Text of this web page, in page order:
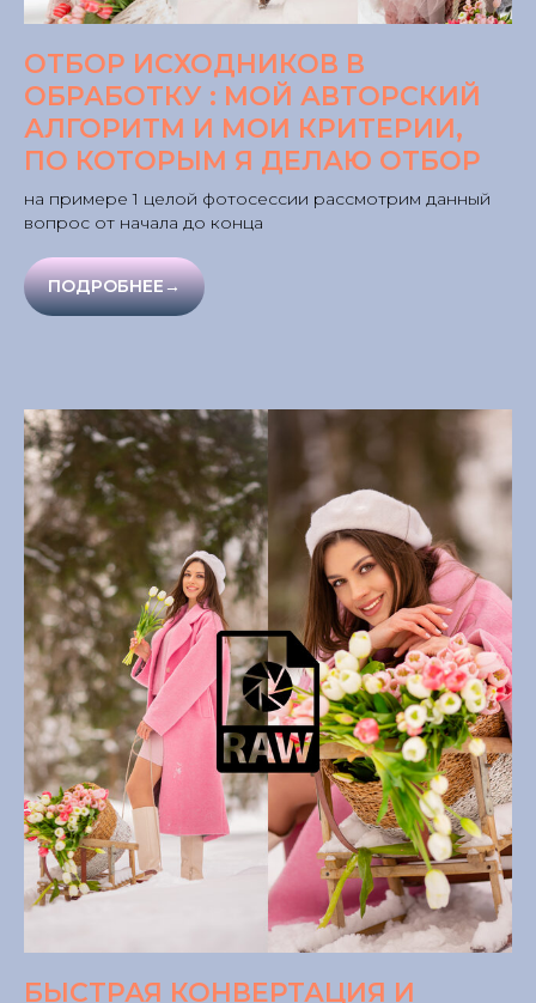
ОТБОР ИСХОДНИКОВ В
ОБРАБОТКУ : МОЙ АВТОРСКИЙ
АЛГОРИТМ И МОИ КРИТЕРИИ,
ПО КОТОРЫМ Я ДЕЛАЮ ОТБОР
на примере 1 целой фотосессии рассмотрим данный
вопрос от начала до конца
ПОДРОБНЕЕ→
БЫСТРАЯ КОНВЕРТАЦИЯ И